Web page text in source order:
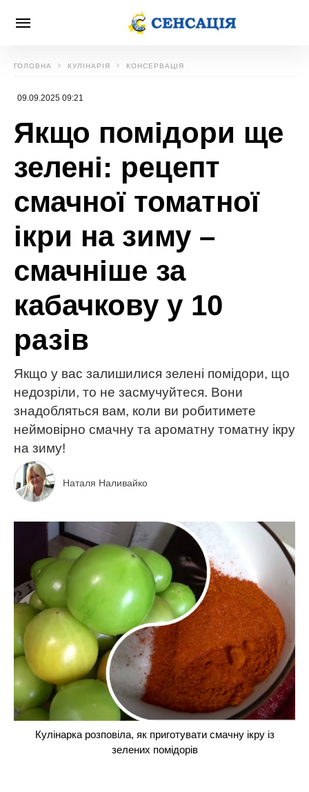
ГОЛОВНА КУЛІНАРІЯ КОНСЕРВАЦІЯ
09.09.2025 09:21
Якщо помідори ще
зелені: рецепт
смачної томатної
ікри на зиму –
смачніше за
кабачкову у 10
разів
Якщо у вас залишилися зелені помідори, що
недозріли, то не засмучуйтеся. Вони
знадобляться вам, коли ви робитимете
неймовірно смачну та ароматну томатну ікру
на зиму!
Наталя Наливайко
Кулінарка розповіла, як приготувати смачну ікру із
зелених помідорів